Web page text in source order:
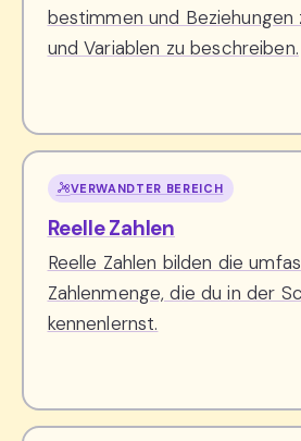
bestimmen und Beziehungen
und Variablen zu beschreiben.
VERWANDTER BEREICH
Reelle Zahlen
Reelle Zahlen bilden die
Zahlenmenge, die du in der
kennenlernst.